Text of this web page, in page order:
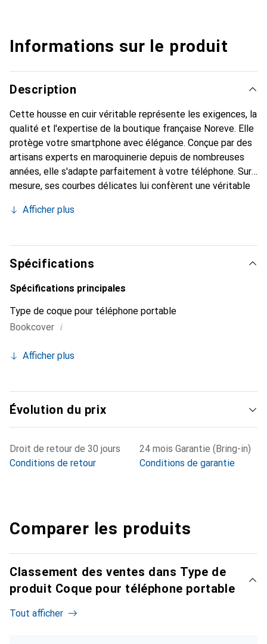
Informations sur le produit
Description
Cette housse en cuir véritable représente les exigences, la
qualité et l'expertise de la boutique française Noreve. Elle
protège votre smartphone avec élégance. Conçue par des
artisans experts en maroquinerie depuis de nombreuses
années, elle s'adapte parfaitement à votre téléphone. Sur
mesure, ses courbes délicates lui confèrent une véritable
indispensable de votre smartphone. Reconnaître
marque Noreve est un choix sûr pour une clientèle
exigeante.
Afficher plus
Spécifications
Spécifications principales
Type de coque pour téléphone portable
Bookcover i
Afficher plus
Évolution du prix
Droit de retour de 30 jours
Conditions de retour
24 mois Garantie (Bring-in)
Conditions de garantie
Comparer les produits
Classement des ventes dans Type de
produit Coque pour téléphone portable
Tout afficher